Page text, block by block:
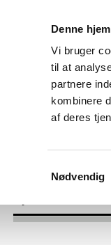
Denne
Vi bruger
til at
partnere
kombinere
af deres
Nødvendig
Godkendelse og